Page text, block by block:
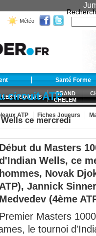
Météo
Santé Forme
ATP Fiches Joueurs
LES FRANÇAIS
GRAND
CHELEM
circuit ATP
ce mercredi
Début du Masters
Wells, ce
hommes, Novak
ATP), Jannick
Medvedev (4ème
Premier Masters
le tournoi